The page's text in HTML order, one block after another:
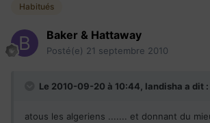
Habitués
Baker & Hattaway
Posté(e) 21 septembre 2010
Le 2010-09-20 à 10:44, landisha a dit :
atous les algeriens ....... et donnant du